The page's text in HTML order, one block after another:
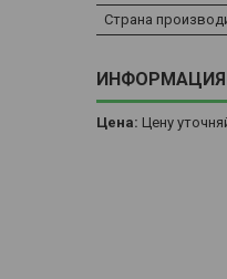
Страна
Цена: Цену